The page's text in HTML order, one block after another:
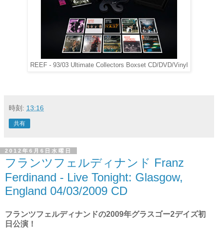
REEF - 93/03 Ultimate Collectors Boxset CD/DVD/Vinyl
時刻: 13:16
共有
2012年6月6日水曜日
フランツフェルディナンド Franz
Ferdinand - Live Tonight: Glasgow,
England 04/03/2009 CD
フランツフェルディナンドの2009年グラスゴー2デイズ初
日公演！